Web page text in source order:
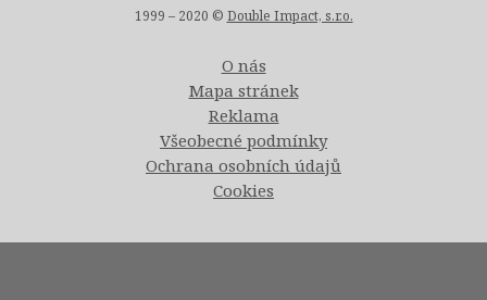
1999 – 2020 © Double Impact, s.r.o.
O nás
Mapa stránek
Reklama
Všeobecné podmínky
Ochrana osobních údajů
Cookies